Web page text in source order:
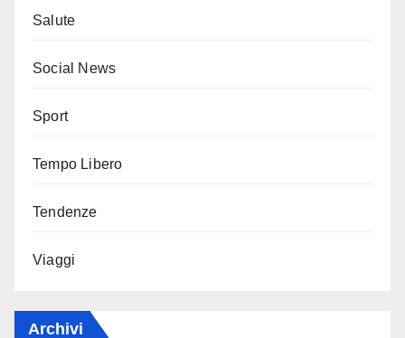
Salute
Social News
Sport
Tempo Libero
Tendenze
Viaggi
Archivi